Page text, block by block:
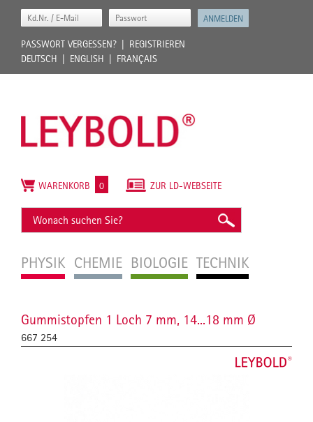
PASSWORT VERGESSEN?
REGISTRIEREN
DEUTSCH
ENGLISH FRANÇAIS
PHYSIK CHEMIE BIOLOGIE TECHNIK
ZUR LD-WEBSEITE
WARENKORB 0
Gummistopfen 1 Loch 7 mm, 14...18 mm Ø
667 254